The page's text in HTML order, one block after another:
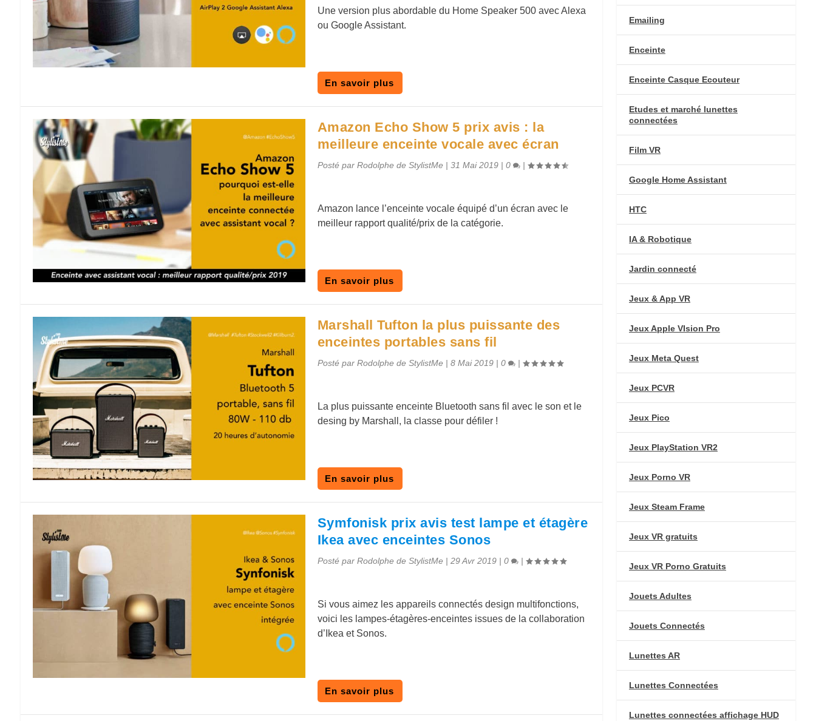
Une version plus abordable du Home Speaker 500 avec Alexa
ou Google Assistant.
En savoir plus
Amazon Echo Show 5 prix avis : la
meilleure enceinte vocale avec écran
Posté par Rodolphe de StylistMe| 31 Mai 2019| 0 |
Amazon lance l’enceinte vocale équipé d’un écran avec le
meilleur rapport qualité/prix de la catégorie.
En savoir plus
Marshall Tufton la plus puissante des
enceintes portables sans fil
Posté par Rodolphe de StylistMe| 8 Mai 2019| 0 |
La plus puissante enceinte Bluetooth sans fil avec le son et le
desing by Marshall, la classe pour défiler !
En savoir plus
Symfonisk prix avis test lampe et étagère
Ikea avec enceintes Sonos
Posté par Rodolphe de StylistMe| 29 Avr 2019| 0 |
Si vous aimez les appareils connectés design multifonctions,
voici les lampes-étagères-enceintes issues de la collaboration
d’Ikea et Sonos.
En savoir plus
Emailing
Enceinte
Enceinte Casque Ecouteur
Etudes et marché lunettes
connectées
Film VR
Google Home Assistant
HTC
IA & Robotique
Jardin connecté
Jeux & App VR
Jeux Apple VIsion Pro
Jeux Meta Quest
Jeux PCVR
Jeux Pico
Jeux PlayStation VR2
Jeux Porno VR
Jeux Steam Frame
Jeux VR gratuits
Jeux VR Porno Gratuits
Jouets Adultes
Jouets Connectés
Lunettes AR
Lunettes Connectées
Lunettes connectées affichage HUD